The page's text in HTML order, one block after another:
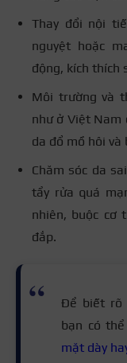
Thay đổi nội
nguyệt hoặc
động, kích thích
Môi trường và
như ở Việt Nam
da đổ mồ hôi và
Chăm sóc da
tẩy rửa quá
nhiên, buộc cơ
đắp.
Để biết rõ
bạn có
mặt dày